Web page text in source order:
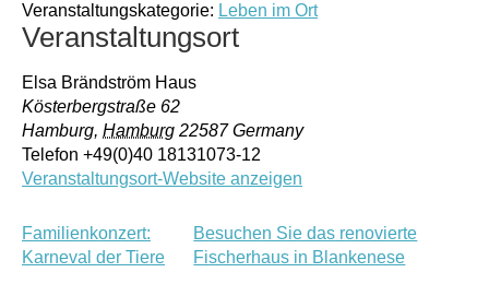
Veranstaltungskategorie: Leben im Ort
Veranstaltungsort
Elsa Brändström Haus
Kösterbergstraße 62
Hamburg, Hamburg 22587 Germany
Telefon +49(0)40 18131073-12
Veranstaltungsort-Website anzeigen
Familienkonzert:
Karneval der Tiere
Besuchen Sie das renovierte
Fischerhaus in Blankenese